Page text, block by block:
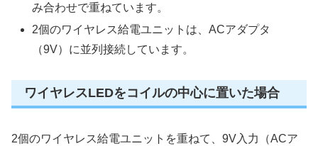
み合わせで重ねています。
2個のワイヤレス給電ユニットは、ACアダプタ
（9V）に並列接続しています。
ワイヤレスLEDをコイルの中心に置いた場合
2個のワイヤレス給電ユニットを重ねて、9V入力（ACア